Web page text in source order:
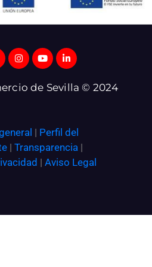
de Sevilla © 2024
| Perfil del
| Transparencia |
| Aviso Legal